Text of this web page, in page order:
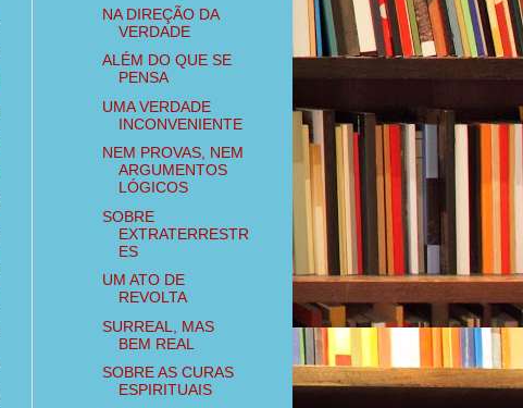
NA DIREÇÃO DA
VERDADE
ALÉM DO QUE SE
PENSA
UMA VERDADE
INCONVENIENTE
NEM PROVAS, NEM
ARGUMENTOS
LÓGICOS
SOBRE
EXTRATERRESTR
ES
UM ATO DE
REVOLTA
SURREAL, MAS
BEM REAL
SOBRE AS CURAS
ESPIRITUAIS